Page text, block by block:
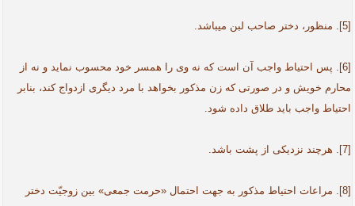
[5]. منظور، دختر صاحب لبن می­باشد.
[6]. پس احتیاط واجب آن است که نه وی را همسر خود محسوب نماید و نه از
محارم خویش و در صورتی که زن مذکور بخواهد با مرد دیگری ازدواج کند، بنابر
احتیاط واجب باید طلاق داده شود.
[7]. هرچند نزدیکی از پشت باشد.
[8]. مراعات احتیاط مذکور به جهت احتمال «حرمت جمعی» بین زوجیّت دختر